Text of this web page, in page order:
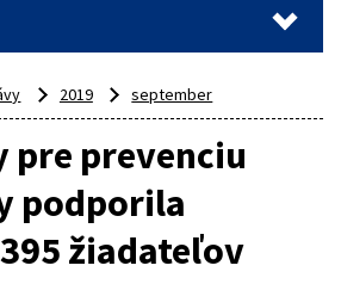
2019 september
pre prevenciu
podporila
žiadateľov